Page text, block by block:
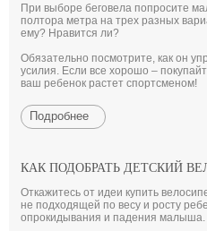
При выборе беговела попросите
полтора метра на трех разных
ему? Нравится ли?
Обязательно посмотрите, как он
усилия. Если все хорошо –
ваш ребенок растет спортсменом!
Подробнее
КАК ПОДОБРАТЬ ДЕТСКИЙ
Откажитесь от идеи купить
не подходящей по весу и росту
опрокидывания и падения малыша.